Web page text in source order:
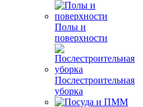
Полы и
поверхности
Послестроительная
уборка